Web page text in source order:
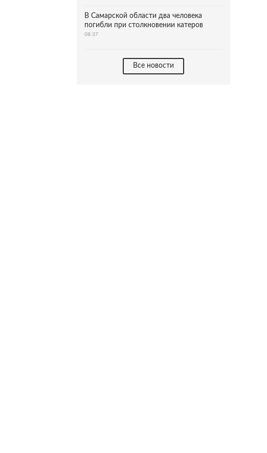
В Самарской области два человека
погибли при столкновении катеров
08:37
Все новости